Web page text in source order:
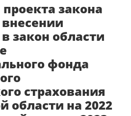
закона
закон области
фонда
страхования
области на 2022